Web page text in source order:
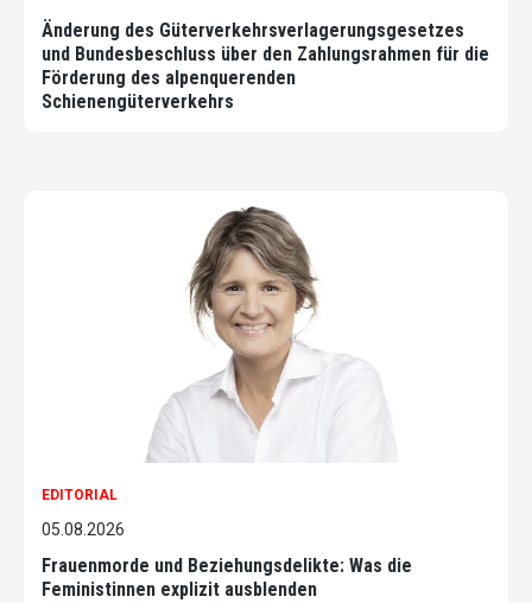
Änderung des Güterverkehrsverlagerungsgesetzes
und Bundesbeschluss über den Zahlungsrahmen für die
Förderung des alpenquerenden
Schienengüterverkehrs
EDITORIAL
05.08.2026
Frauenmorde und Beziehungsdelikte: Was die
Feministinnen explizit ausblenden